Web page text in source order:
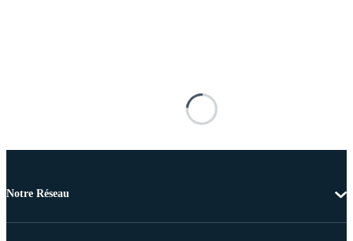
Notre Réseau